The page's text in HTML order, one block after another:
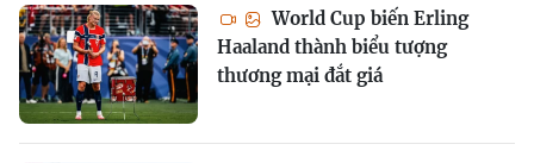
World Cup biến Erling
Haaland thành biểu tượng
thương mại đắt giá